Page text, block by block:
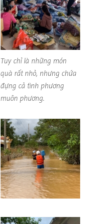
Tuy chỉ là những món
quà rất nhỏ, nhưng chứa
đựng cả tình phương
muôn phương.